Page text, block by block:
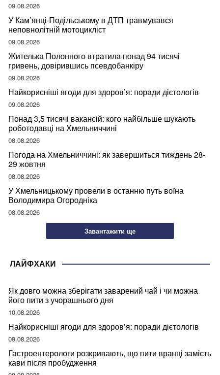
09.08.2026
У Кам’янці-Подільському в ДТП травмувався
неповнолітній мотоцикліст
09.08.2026
Жителька Полонного втратила понад 94 тисячі
гривень, довірившись псевдобанкіру
09.08.2026
Найкорисніші ягоди для здоров’я: поради дієтологів
09.08.2026
Понад 3,5 тисячі вакансій: кого найбільше шукають
роботодавці на Хмельниччині
08.08.2026
Погода на Хмельниччині: як завершиться тиждень 28-
29 жовтня
08.08.2026
У Хмельницькому провели в останню путь воїна
Володимира Огородніка
08.08.2026
Завантажити ще
ЛАЙФХАКИ
Як довго можна зберігати заварений чай і чи можна
його пити з учорашнього дня
10.08.2026
Найкорисніші ягоди для здоров’я: поради дієтологів
09.08.2026
Гастроентерологи розкривають, що пити вранці замість
кави після пробудження